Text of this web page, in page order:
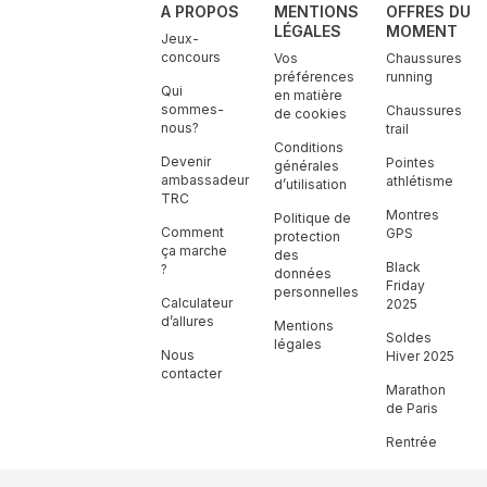
A PROPOS
Jeux-
concours
Qui
sommes-
nous?
Devenir
ambassadeur
TRC
Comment
ça marche
?
Calculateur
d’allures
Nous
contacter
MENTIONS
LÉGALES
Vos
préférences
en matière
de cookies
Conditions
générales
d’utilisation
Politique de
protection
des
données
personnelles
Mentions
légales
OFFRES DU
MOMENT
Chaussures
running
Chaussures
trail
Pointes
athlétisme
Montres
GPS
Black
Friday
2025
Soldes
Hiver 2025
Marathon
de Paris
Rentrée